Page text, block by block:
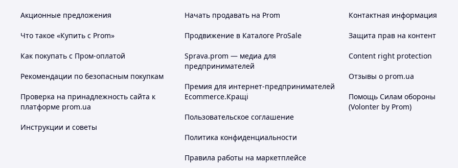
Акционные предложения
Что такое «Купить с Prom»
Как покупать с Пром-оплатой
Рекомендации по безопасным покупкам
Проверка на принадлежность сайта к
платформе prom.ua
Инструкции и советы
Начать продавать на Prom
Продвижение в Каталоге ProSale
Sprava.prom — медиа для
предпринимателей
Премия для интернет-предпринимателей
Ecommerce.Кращі
Пользовательское соглашение
Политика конфиденциальности
Правила работы на маркетплейсе
Контактная информация
Защита прав на контент
Content right protection
Отзывы о prom.ua
Помощь Силам обороны
(Volonter by Prom)